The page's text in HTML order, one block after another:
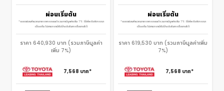
ผ่อนเริ่มต้น
*ยอดผ่อนคำนวณจากราคารถยนต์รวมภาษีมูลค่าเพิ่ม 7% ใช้สำหรับพิจารณา
เบื้องต้น ไม่สามารถนำไปอ้างอิงในการซื้อขายได้
ราคา 640,930 บาท (รวมภาษีมูลค่า
เพิ่ม 7%)
7,568 บาท*
ผ่อนเริ่มต้น
*ยอดผ่อนคำนวณจากราคารถยนต์รวมภาษีมูลค่าเพิ่ม 7% ใช้สำหรับพิจารณา
เบื้องต้น ไม่สามารถนำไปอ้างอิงในการซื้อขายได้
ราคา 619,530 บาท (รวมภาษีมูลค่าเพิ่ม
7%)
7,568 บาท*